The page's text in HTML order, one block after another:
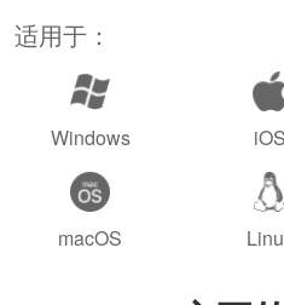
适用于：
Windows iOS
macOS